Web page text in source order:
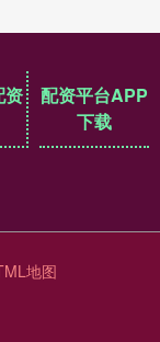
资
配资平台APP
下载
地图